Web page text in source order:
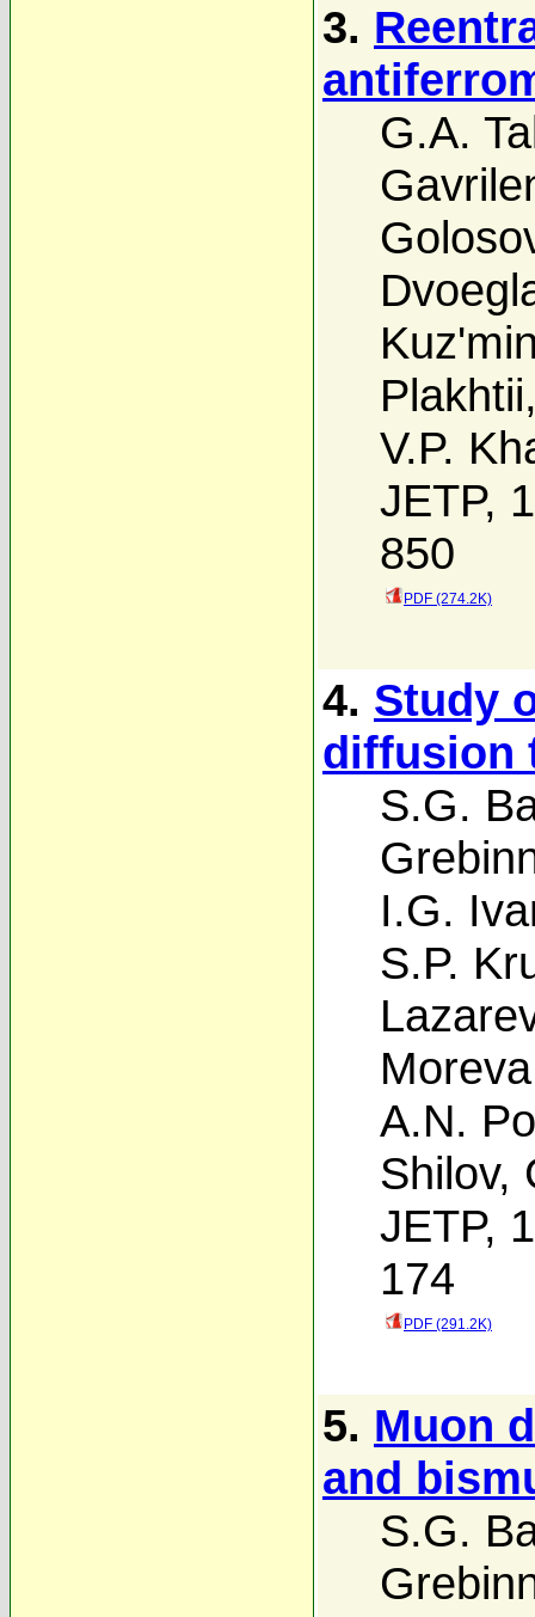
3.
G.A.
Plakhtii
V.P.
JETP,
850
PDF (274.2K)
4. Study
diffusion
S.G.
I.G.
S.P.
Moreva
A.N.
Shilov,
JETP,
174
PDF (291.2K)
5. Muon
and
S.G.